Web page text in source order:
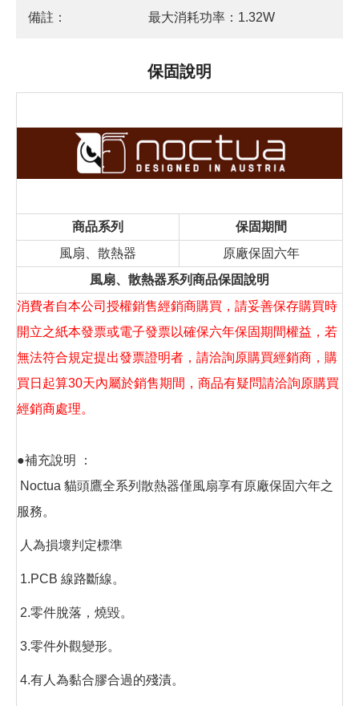
備註： 最大消耗功率：1.32W
保固說明
商品系列
保固期間
風扇、散熱器
原廠保固六年
風扇、散熱器系列商品保固說明
消費者自本公司授權銷售經銷商購買，請妥善保存購買時
開立之紙本發票或電子發票以確保六年保固期間權益，若
無法符合規定提出發票證明者，請洽詢原購買經銷商，購
買日起算30天內屬於銷售期間，商品有疑問請洽詢原購買
經銷商處理。
●補充說明 ：
Noctua 貓頭鷹全系列散熱器僅風扇享有原廠保固六年之
服務。
人為損壞判定標準
1.PCB 線路斷線。
2.零件脫落，燒毀。
3.零件外觀變形。
4.有人為黏合膠合過的殘漬。